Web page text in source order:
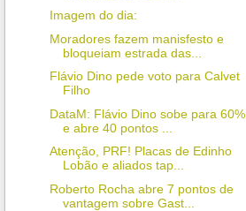
Imagem do dia:
Moradores fazem manisfesto e
bloqueiam estrada das...
Flávio Dino pede voto para Calvet
Filho
DataM: Flávio Dino sobe para 60%
e abre 40 pontos ...
Atenção, PRF! Placas de Edinho
Lobão e aliados tap...
Roberto Rocha abre 7 pontos de
vantagem sobre Gast...